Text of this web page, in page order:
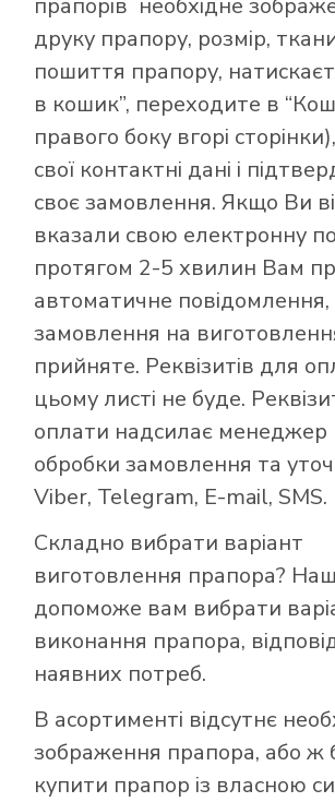
прапорів необхідне
друку прапору, розмір,
пошиття прапору,
в кошик”, переходите в
правого боку вгорі
свої контактні дані і
своє замовлення. Якщо Ви
вказали свою електронну
протягом 2-5 хвилин Вам
автоматичне
замовлення на
прийняте. Реквізитів для
цьому листі не буде.
оплати надсилає менеджер
обробки замовлення та
Viber, Telegram, E-mail, SMS.
Складно вибрати варіант
виготовлення прапора?
допоможе вам вибрати
виконання прапора,
наявних потреб.
В асортименті відсутнє
зображення прапора, або ж
купити прапор із власною